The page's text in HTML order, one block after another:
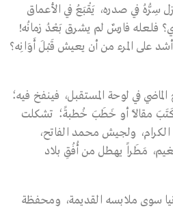
سِرُّهُ في صدره، يَقْبَعُ في الأعماق
فلعله فارسٌ لم يشرق بَعْدُ زمانُه!
أشد على المرء من أن يعيش قَبْلَ أَوَانِه؟
في لوحة المستقبل، فينفخ فيه؛
كَتَبَ مقالاً أو خَطَبَ خُطبةً؛ تشكلت
ولجيش محمد الفاتح،
مَطَراً يهطل من أُفُقِ بلاد
سوى ملابسه القديمة، ومحفظة